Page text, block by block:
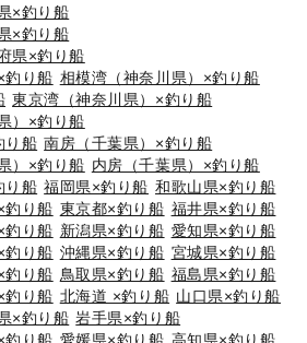
×釣り船
×釣り船
県×釣り船
釣り船 相模湾（神奈川県）×釣り船
東京湾（神奈川県）×釣り船
）×釣り船
り船 南房（千葉県）×釣り船
）×釣り船 内房（千葉県）×釣り船
り船 福岡県×釣り船 和歌山県×釣り船
釣り船 東京都×釣り船 福井県×釣り船
釣り船 新潟県×釣り船 愛知県×釣り船
釣り船 沖縄県×釣り船 宮城県×釣り船
釣り船 鳥取県×釣り船 福島県×釣り船
釣り船 北海道 ×釣り船 山口県×釣り船
×釣り船 岩手県×釣り船
釣り船 愛媛県×釣り船 高知県×釣り船